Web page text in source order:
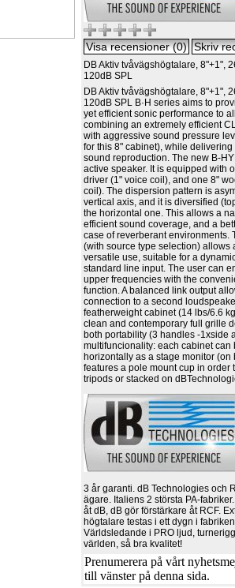
DB Aktiv tvåvägshögtalare, 8"+1",
120dB SPL
DB Aktiv tvåvägshögtalare, 8"+1",
120dB SPL B·H series aims to
yet efficient sonic performance to
combining an extremely efficient
with aggressive sound pressure
for this 8" cabinet), while delivering
sound reproduction. The new B-
active speaker. It is equipped with
driver (1" voice coil), and one 8"
coil). The dispersion pattern is
vertical axis, and it is diversified
the horizontal one. This allows a
efficient sound coverage, and a
case of reverberant environments.
(with source type selection) allows
versatile use, suitable for a
standard line input. The user can
upper frequencies with the
function. A balanced link output
connection to a second
featherweight cabinet (14 lbs/6.6
clean and contemporary full grille
both portability (3 handles -1xside
multifuncionality: each cabinet can
horizontally as a stage monitor (on
features a pole mount cup in order
tripods or stacked on
3 år garanti. dB Technologies och
ägare. Italiens 2 största PA-
åt dB, dB gör förstärkare åt RCF.
högtalare testas i ett dygn i
Världsledande i PRO ljud,
världen, så bra kvalitet!
Prenumerera på vårt
till vänster på denna sida.